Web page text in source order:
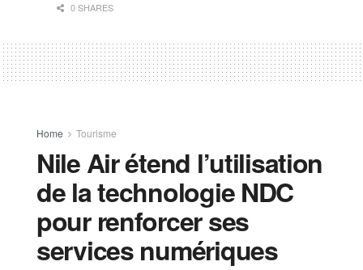
0 SHARES
Home Tourisme
Nile Air étend l’utilisation
de la technologie NDC
pour renforcer ses
services numériques